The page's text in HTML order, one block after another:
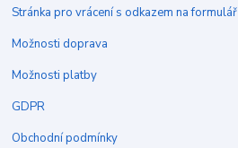
Stránka pro vrácení s odkazem na formulář
Možnosti doprava
Možnosti platby
GDPR
Obchodní podmínky